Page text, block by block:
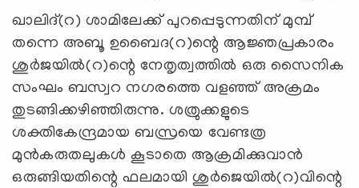
ഖാലിദ്(റ) ശാമിലേക്ക് പുറപ്പെടുന്നതിന് മുമ്പ്
തന്നെ അബൂ ഉബൈദ(റ)ന്റെ ആജ്ഞപ്രകാരം
ശുര്‍ജയില്‍(റ)ന്റെ നേതൃത്വത്തില്‍ ഒരു സൈനിക
സംഘം ബസ്വറ നഗരത്തെ വളഞ്ഞ് അക്രമം
തുടങ്ങിക്കഴിഞ്ഞിരുന്നു. ശത്രുക്കളുടെ
ശക്തികേന്ദ്രമായ ബസ്രയെ വേണ്ടത്ര
മുന്‍കരുതലുകള്‍ കൂടാതെ ആക്രമിക്കുവാന്‍
ഒരുങ്ങിയതിന്റെ ഫലമായി ശുര്‍ജെയില്‍(റ)വിന്റെ